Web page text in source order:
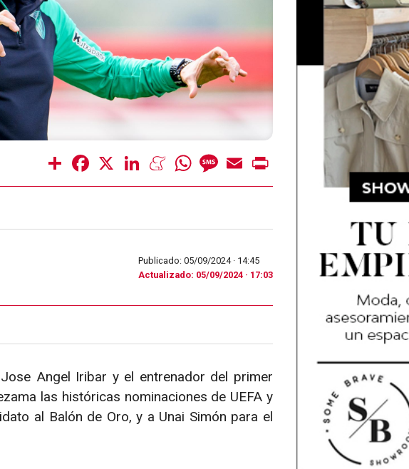
Share Facebook LinkedInMeneameWhatsAppMessage
Email
Publicado: 05/09/2024 · 14:45
Actualizado: 05/09/2024 · 17:03
Angel Iribar y el entrenador del primer
las históricas nominaciones de UEFA y
al Balón de Oro, y a Unai Simón para el